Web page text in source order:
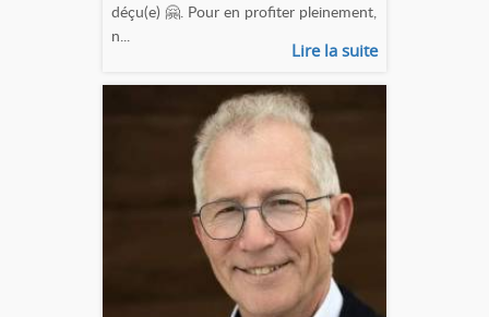
déçu(e) 🤗. Pour en profiter pleinement,
n...
Lire la suite